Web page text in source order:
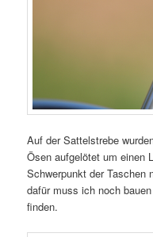
Auf der Sattelstrebe
Ösen aufgelötet um einen
Schwerpunkt der Taschen
dafür muss ich noch
finden.